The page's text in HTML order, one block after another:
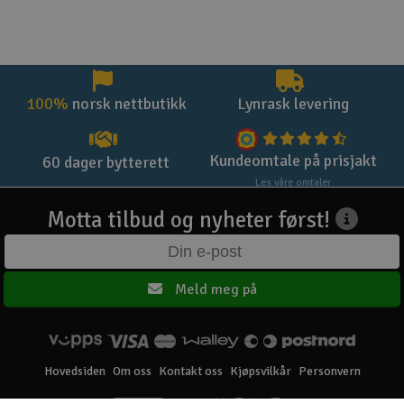
100% norsk nettbutikk Lynrask levering
60 dager bytterett Kundeomtale på prisjakt
Les våre omtaler
Motta tilbud og nyheter først!
Meld meg på
Hovedsiden Om oss Kontakt oss Kjøpsvilkår Personvern